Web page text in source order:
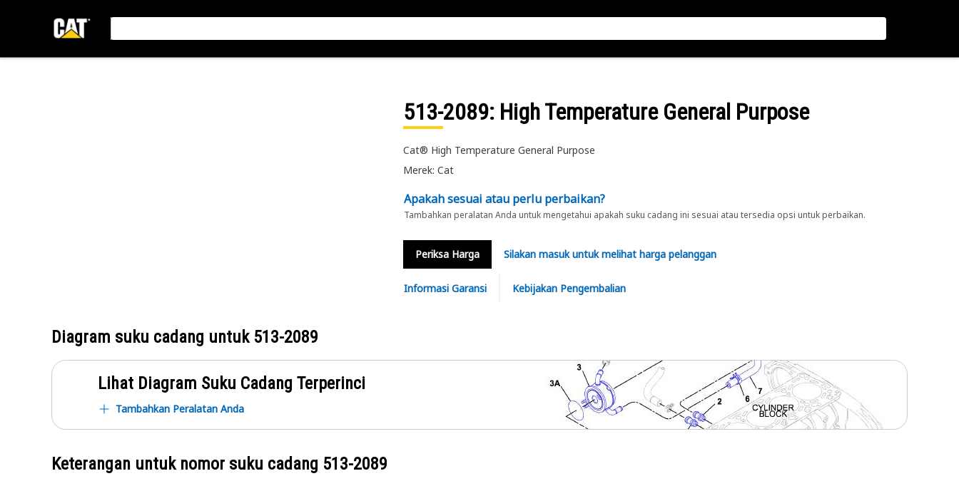
513-2089: High Temperature General Purpose
Cat® High Temperature General Purpose
Merek: Cat
Apakah sesuai atau perlu perbaikan?
Tambahkan peralatan Anda untuk mengetahui apakah suku cadang ini sesuai atau tersedia opsi untuk perbaikan.
Periksa Harga Silakan masuk untuk melihat harga pelanggan
Informasi Garansi Kebijakan Pengembalian
Diagram suku cadang untuk 513-2089
Lihat Diagram Suku Cadang Terperinci
Tambahkan Peralatan Anda
Keterangan untuk nomor suku cadang 513-2089